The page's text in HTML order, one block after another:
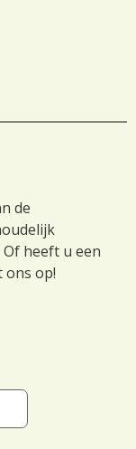
de
heeft u een
ons op!